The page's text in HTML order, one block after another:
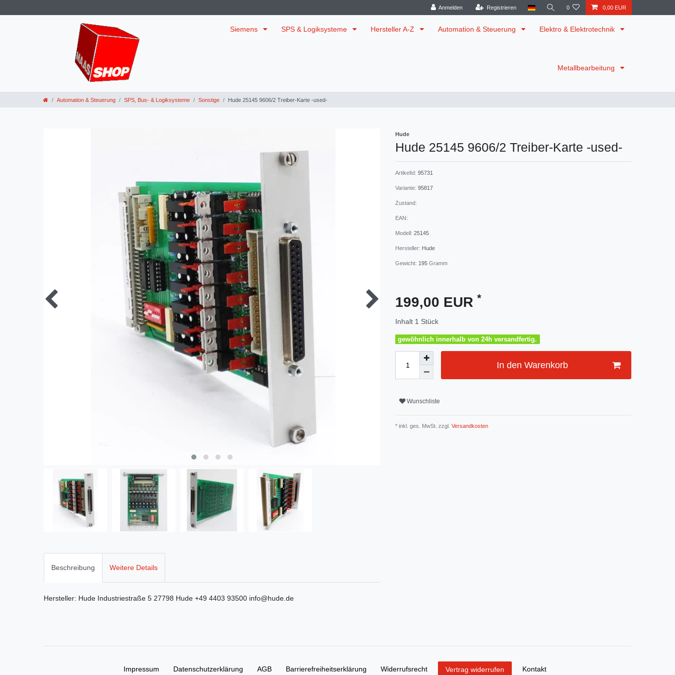
Anmelden Registrieren 0 0,00 EUR
Siemens SPS & Logiksysteme Hersteller A-Z Automation & Steuerung Elektro & Elektrotechnik
Metallbearbeitung
Automation & Steuerung SPS, Bus- & Logiksysteme Sonstige Hude 25145 9606/2 Treiber-Karte -used-
Beschreibung Weitere Details
Hersteller: Hude Industriestraße 5 27798 Hude +49 4403 93500 info@hude.de
Hude
Hude 25145 9606/2 Treiber-Karte -used-
ArtikelId: 95731
Variante: 95817
Zustand:
EAN:
Modell: 25145
Hersteller: Hude
Gewicht: 195 Gramm
199,00 EUR *
Inhalt 1 Stück
gewöhnlich innerhalb von 24h versandfertig.
In den Warenkorb
Wunschliste
* inkl. ges. MwSt. zzgl. Versandkosten
Impressum Daten­schutz­erklärung AGB Barrierefreiheitserklärung Widerrufs­recht Vertrag widerrufen Kontakt